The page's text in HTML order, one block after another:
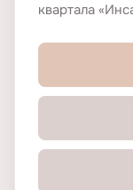
квартала